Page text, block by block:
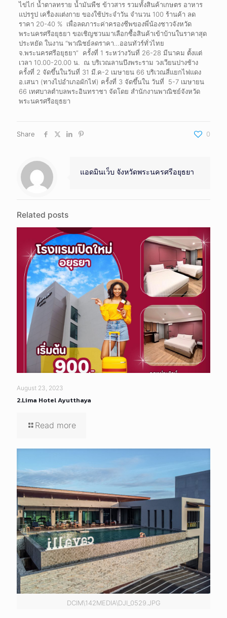
ไข่ไก่ น้ำตาลทราย น้ำมันพืช ข้าวสาร รวมทั้งสินค้าเกษตร อาหาร
แปรรูป เครื่องแต่งกาย ของใช้ประจำวัน จำนวน 100 ร้านค้า ลด
ราคา 20-40 % เพื่อลดภาระค่าครองชีพของพี่น้องชาวจังหวัด
พระนครศรีอยุธยา ขอเชิญชวนมาเลือกซื้อสินค้าเข้าบ้านในราคาสุด
ประหยัด ในงาน “พาณิชย์ลดราคา…ออนทัวร์ทั่วไทย
จ.พระนครศรีอยุธยา” ครั้งที่ 1 ระหว่างวันที่ 26-28 มีนาคม ตั้งแต่
เวลา 10.00-20.00 น. ณ บริเวณลานบึงพระราม วงเวียนปางช้าง
ครั้งที่ 2 จัดขึ้นในวันที่ 31 มี.ค-2 เมษายน 66 บริเวณสี่แยกไฟแดง
อ.เสนา (ทางไปอำเภอผักไห่) ครั้งที่ 3 จัดขึ้นใน วันที่ 5-7 เมษายน
66 เทศบาลตำบลพระอินทราชา จัดโดย สำนักงานพาณิชย์จังหวัด
พระนครศรีอยุธยา
Share 0
แอดมินเว็บ จังหวัดพระนครศรีอยุธยา
Related posts
August 23, 2023
2.Lima Hotel Ayutthaya
Read more
DCIM\142MEDIA\DJI_0529.JPG